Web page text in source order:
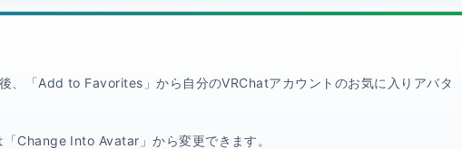
、「Add to Favorites」から自分のVRChatアカウントのお気に入りアバタ
Change Into Avatar」から変更できます。